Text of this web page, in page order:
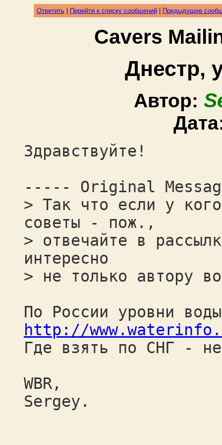
Ответить| Перейти к списку сообщений| Предыдущее
Cavers
Днестр,
Автор:
Здравствуйте!
----- Original
> Так что если у
советы - пож.,
> отвечайте в
интересно
> не только автору
По России уровни
http://
Где взять по СНГ -
WBR,
Sergey.